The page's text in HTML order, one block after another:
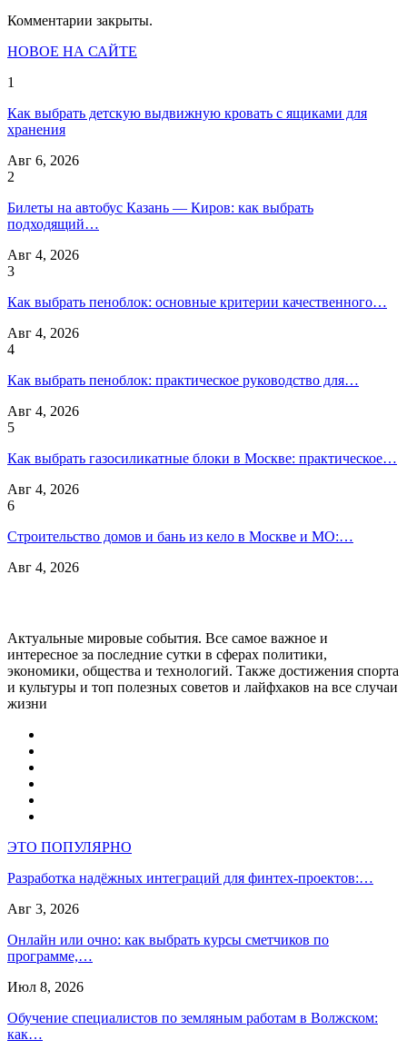
Комментарии закрыты.
НОВОЕ НА САЙТЕ
1
Как выбрать детскую выдвижную кровать с ящиками для
хранения
Авг 6, 2026
2
Билеты на автобус Казань — Киров: как выбрать
подходящий…
Авг 4, 2026
3
Как выбрать пеноблок: основные критерии качественного…
Авг 4, 2026
4
Как выбрать пеноблок: практическое руководство для…
Авг 4, 2026
5
Как выбрать газосиликатные блоки в Москве: практическое…
Авг 4, 2026
6
Строительство домов и бань из кело в Москве и МО:…
Авг 4, 2026
Актуальные мировые события. Все самое важное и
интересное за последние сутки в сферах политики,
экономики, общества и технологий. Также достижения спорта
и культуры и топ полезных советов и лайфхаков на все случаи
жизни
ЭТО ПОПУЛЯРНО
Разработка надёжных интеграций для финтех-проектов:…
Авг 3, 2026
Онлайн или очно: как выбрать курсы сметчиков по
программе,…
Июл 8, 2026
Обучение специалистов по земляным работам в Волжском:
как…